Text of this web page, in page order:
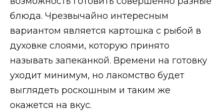
блюда. Чрезвычайно интересным
вариантом является картошка с рыбой в
духовке слоями, которую принято
называть запеканкой. Времени на готовку
уходит минимум, но лакомство будет
выглядеть роскошным и таким же
окажется на вкус.